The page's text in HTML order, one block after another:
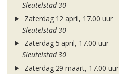
Sleutelstad 30
Zaterdag 12 april, 17.00 uur
Sleutelstad 30
Zaterdag 5 april, 17.00 uur
Sleutelstad 30
Zaterdag 29 maart, 17.00 uur